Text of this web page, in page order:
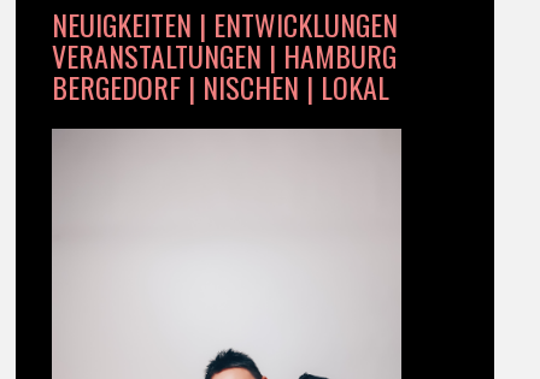
NEUIGKEITEN | ENTWICKLUNGEN
VERANSTALTUNGEN | HAMBURG
BERGEDORF | NISCHEN | LOKAL